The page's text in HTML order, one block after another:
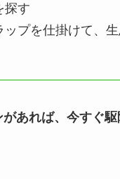
探す
ップを仕掛けて、
があれば、今すぐ